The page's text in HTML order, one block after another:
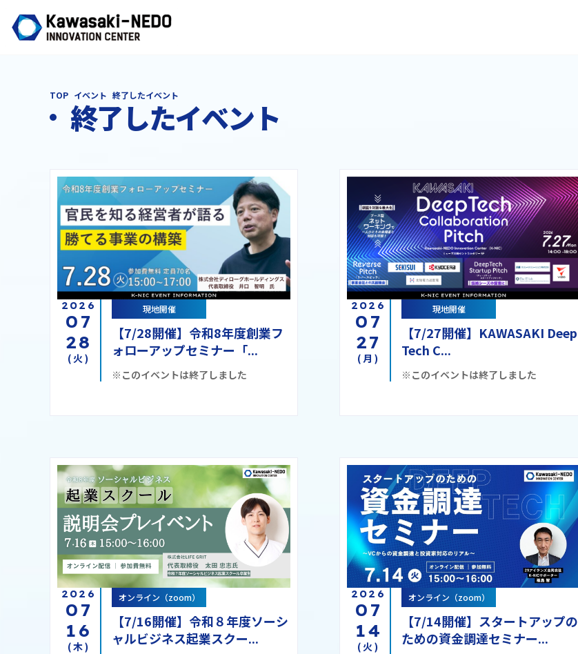
TOP イベント 終了したイベント
終了したイベント
2026
07
28
(火)
現地開催
【7/28開催】令和8年度創業フ
ォローアップセミナー「...
※このイベントは終了しました
2026
07
27
(月)
現地開催
【7/27開催】KAWASAKI Deep
Tech C...
※このイベントは終了しました
2026
07
16
(木)
オンライン（zoom）
【7/16開催】令和８年度ソーシ
ャルビジネス起業スクー...
2026
07
14
(火)
オンライン（zoom）
【7/14開催】スタートアップの
ための資金調達セミナー...